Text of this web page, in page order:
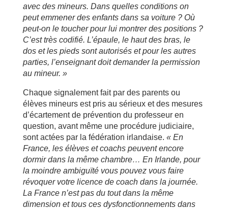
avec des mineurs. Dans quelles conditions on
peut emmener des enfants dans sa voiture ? Où
peut-on le toucher pour lui montrer des positions ?
C’est très codifié. L’épaule, le haut des bras, le
dos et les pieds sont autorisés et pour les autres
parties, l’enseignant doit demander la permission
au mineur. »
Chaque signalement fait par des parents ou
élèves mineurs est pris au sérieux et des mesures
d’écartement de prévention du professeur en
question, avant même une procédure judiciaire,
sont actées par la fédération irlandaise. « En
France, les élèves et coachs peuvent encore
dormir dans la même chambre… En Irlande, pour
la moindre ambiguïtévous pouvez vous faire
révoquer votre licence de coach dans la journée.
La France n’est pas du tout dans la même
dimension et tous ces dysfonctionnements dans